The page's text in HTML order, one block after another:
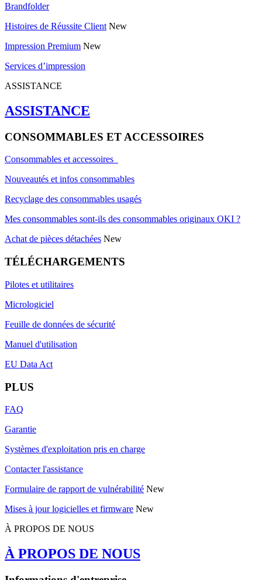
Brandfolder
Histoires de Réussite Client New
Impression Premium New
Services d’impression
ASSISTANCE
ASSISTANCE
CONSOMMABLES ET ACCESSOIRES
Consommables et accessoires
Nouveautés et infos consommables
Recyclage des consommables usagés
Mes consommables sont-ils des consommables originaux OKI ?
Achat de pièces détachées New
TÉLÉCHARGEMENTS
Pilotes et utilitaires
Micrologiciel
Feuille de données de sécurité
Manuel d'utilisation
EU Data Act
PLUS
FAQ
Garantie
Systèmes d'exploitation pris en charge
Contacter l'assistance
Formulaire de rapport de vulnérabilité New
Mises à jour logicielles et firmware New
À PROPOS DE NOUS
À PROPOS DE NOUS